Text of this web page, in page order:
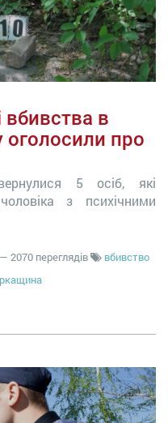
вбивства в
оголосили про
5 осіб, які
з психічними
— 2070 переглядів
вбивство